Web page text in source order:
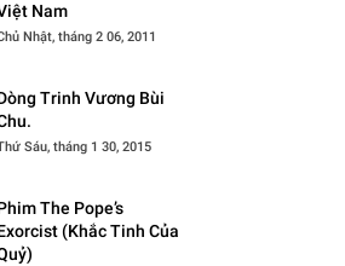
Nam
Nhật, tháng 2 06, 2011
Trinh Vương Bùi
Sáu, tháng 1 30, 2015
The Pope’s
(Khắc Tinh Của